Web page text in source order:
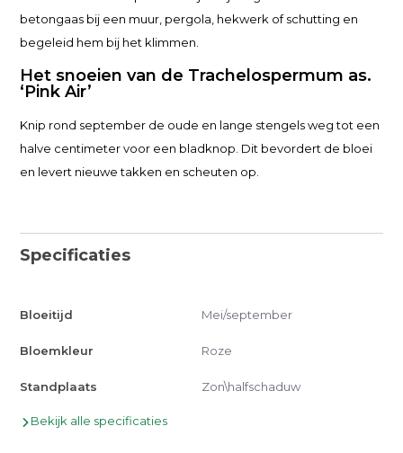
betongaas bij een muur, pergola, hekwerk of schutting en
begeleid hem bij het klimmen.
Het snoeien van de Trachelospermum as.
‘Pink Air’
Knip rond september de oude en lange stengels weg tot een
halve centimeter voor een bladknop. Dit bevordert de bloei
en levert nieuwe takken en scheuten op.
Specificaties
Bloeitijd Mei/september
Bloemkleur Roze
Standplaats Zon\halfschaduw
Bekijk alle specificaties